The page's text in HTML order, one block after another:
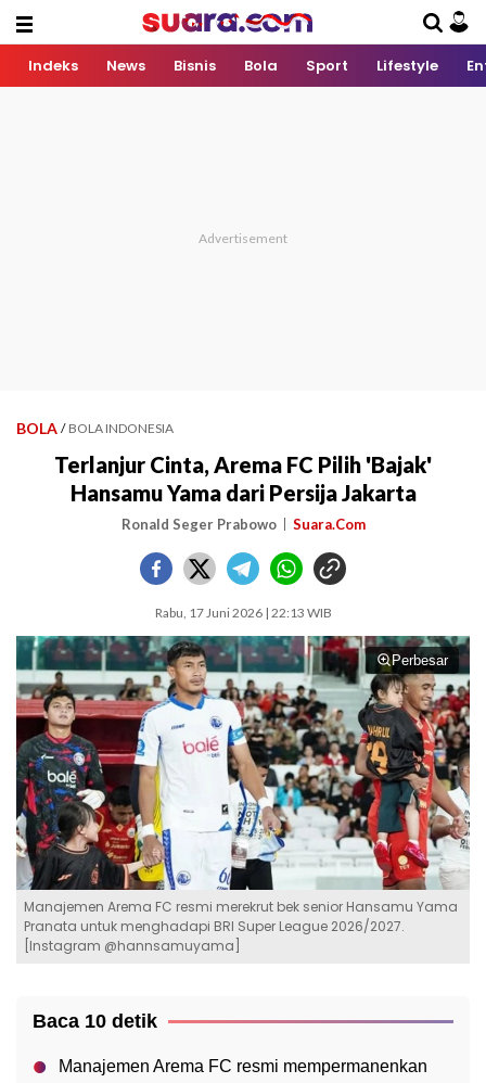
Indeks News Bisnis Bola Sport Lifestyle
BOLA / BOLA INDONESIA
Terlanjur Cinta, Arema FC Pilih 'Bajak'
Hansamu Yama dari Persija Jakarta
Ronald Seger Prabowo Suara.Com
Rabu, 17 Juni 2026 | 22:13 WIB
Perbesar
Manajemen Arema FC resmi merekrut bek senior Hansamu Yama
Pranata untuk menghadapi BRI Super League 2026/2027.
[Instagram @hannsamuyama]
Baca 10 detik
Manajemen Arema FC resmi mempermanenkan